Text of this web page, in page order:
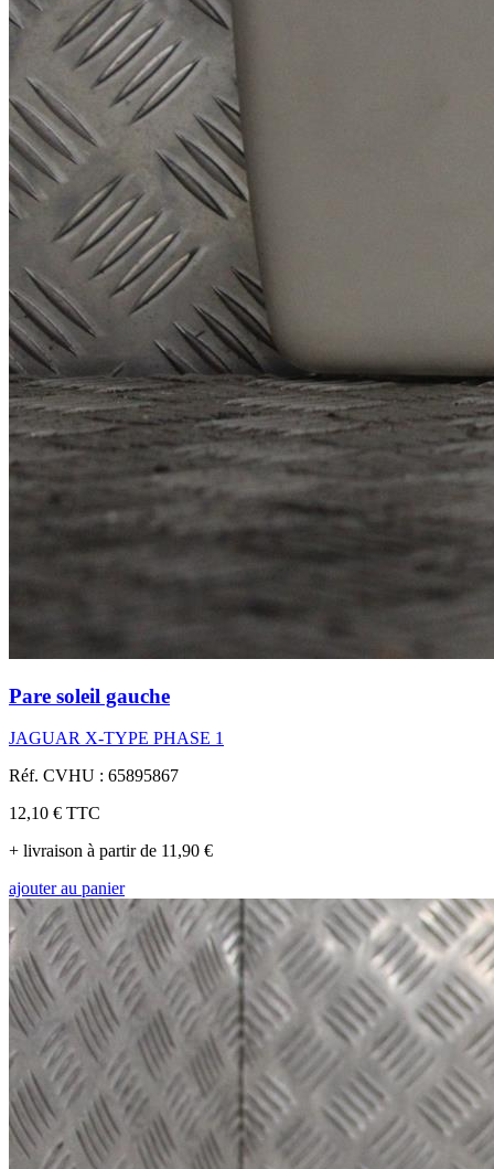
Pare soleil gauche
JAGUAR X-TYPE PHASE 1
Réf. CVHU : 65895867
12,10 € TTC
+ livraison à partir de 11,90 €
ajouter au panier